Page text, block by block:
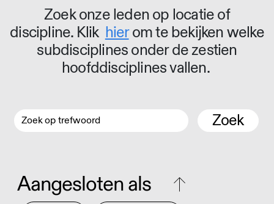
Zoek onze leden op locatie of
discipline. Klik hierom te bekijken welke
subdisciplines onder de zestien
hoofddisciplines vallen.
Zoek
Aangesloten als